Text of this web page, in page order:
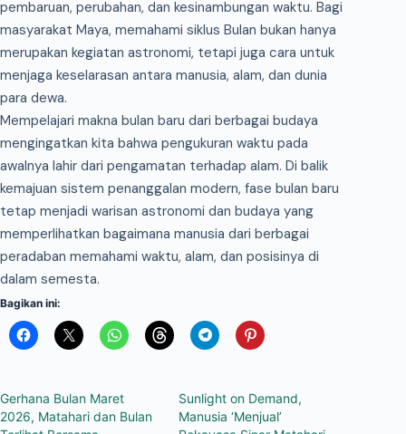
pembaruan, perubahan, dan kesinambungan waktu. Bagi
masyarakat Maya, memahami siklus Bulan bukan hanya
merupakan kegiatan astronomi, tetapi juga cara untuk
menjaga keselarasan antara manusia, alam, dan dunia
para dewa.
Mempelajari makna bulan baru dari berbagai budaya
mengingatkan kita bahwa pengukuran waktu pada
awalnya lahir dari pengamatan terhadap alam. Di balik
kemajuan sistem penanggalan modern, fase bulan baru
tetap menjadi warisan astronomi dan budaya yang
memperlihatkan bagaimana manusia dari berbagai
peradaban memahami waktu, alam, dan posisinya di
dalam semesta.
Bagikan ini:
Gerhana Bulan Maret
2026, Matahari dan Bulan
Sunlight on Demand,
Manusia ‘Menjual’